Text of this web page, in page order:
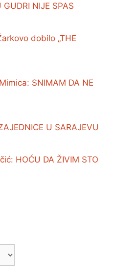
NIJE SPAS
dobilo „THE
SNIMAM DA NE
U SARAJEVU
HOĆU DA ŽIVIM STO